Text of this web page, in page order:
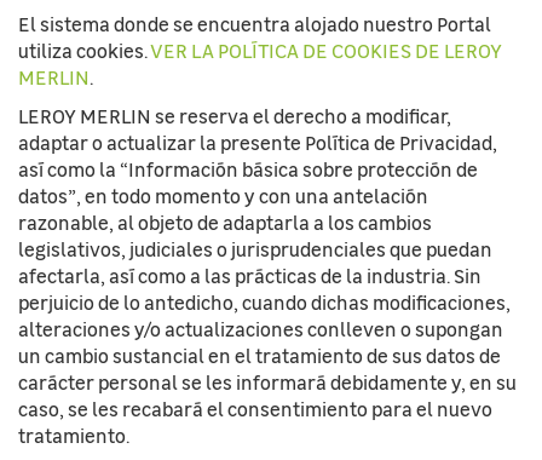
El sistema donde se encuentra alojado nuestro Portal
utiliza cookies.VER LA POLÍTICA DE COOKIES DE LEROY
MERLIN.
LEROY MERLIN se reserva el derecho a modificar,
adaptar o actualizar la presente Política de Privacidad,
así como la “Información básica sobre protección de
datos”, en todo momento y con una antelación
razonable, al objeto de adaptarla a los cambios
legislativos, judiciales o jurisprudenciales que puedan
afectarla, así como a las prácticas de la industria. Sin
perjuicio de lo antedicho, cuando dichas modificaciones,
alteraciones y/o actualizaciones conlleven o supongan
un cambio sustancial en el tratamiento de sus datos de
carácter personal se les informará debidamente y, en su
caso, se les recabará el consentimiento para el nuevo
tratamiento.